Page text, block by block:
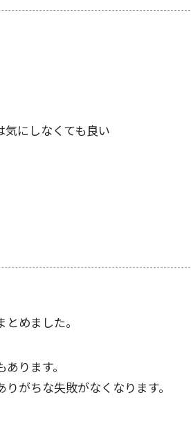
にしなくても良い
めました。
ります。
がちな失敗がなくなります。